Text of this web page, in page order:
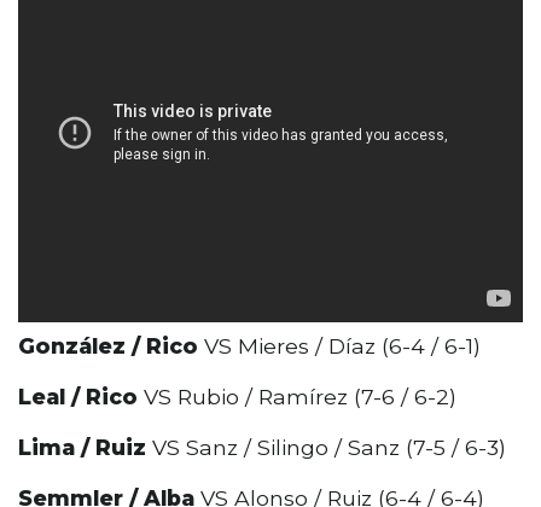
González / Rico VS Mieres / Díaz (6-4 / 6-1)
Leal / Rico VS Rubio / Ramírez (7-6 / 6-2)
Lima / Ruiz VS Sanz / Silingo / Sanz (7-5 / 6-3)
Semmler / Alba VS Alonso / Ruiz (6-4 / 6-4)